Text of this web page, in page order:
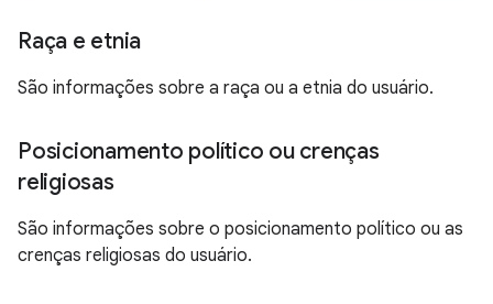
Raça e etnia
São informações sobre a raça ou a etnia do usuário.
Posicionamento político ou crenças
religiosas
São informações sobre o posicionamento político ou as
crenças religiosas do usuário.